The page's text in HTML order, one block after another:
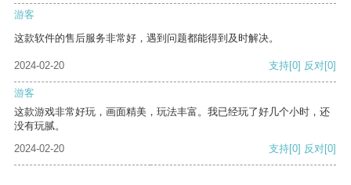
游客
这款软件的售后服务非常好，遇到问题都能得到及时解决。
2024-02-20 支持[0] 反对[0]
游客
这款游戏非常好玩，画面精美，玩法丰富。我已经玩了好几个小时，还
没有玩腻。
2024-02-20
支持[0] 反对[0]